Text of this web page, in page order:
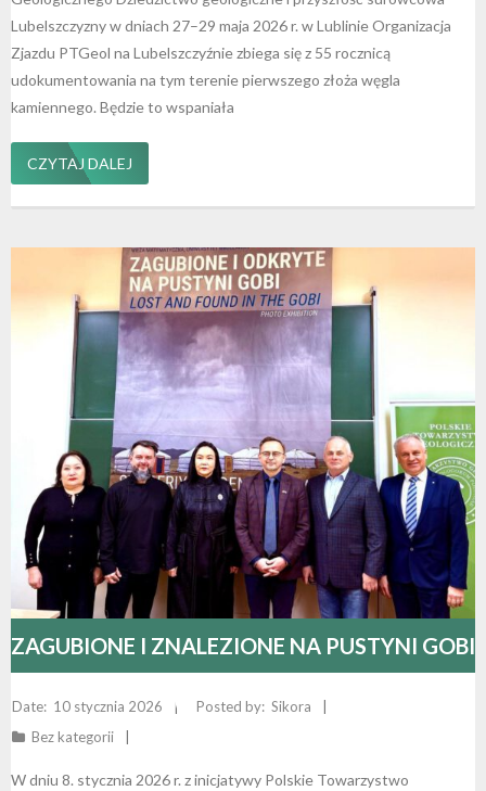
Lubelszczyzny w dniach 27–29 maja 2026 r. w Lublinie Organizacja
Zjazdu PTGeol na Lubelszczyźnie zbiega się z 55 rocznicą
udokumentowania na tym terenie pierwszego złoża węgla
kamiennego. Będzie to wspaniała
CZYTAJ DALEJ
ZAGUBIONE I ZNALEZIONE NA PUSTYNI GOBI
– RELACJA Z OTWARCIA WYSTAWY
10 stycznia 2026
Sikora
Bez kategorii
W dniu 8. stycznia 2026 r. z inicjatywy Polskie Towarzystwo